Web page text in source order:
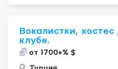
Вокалистки,
клубе.
от 1700+% $